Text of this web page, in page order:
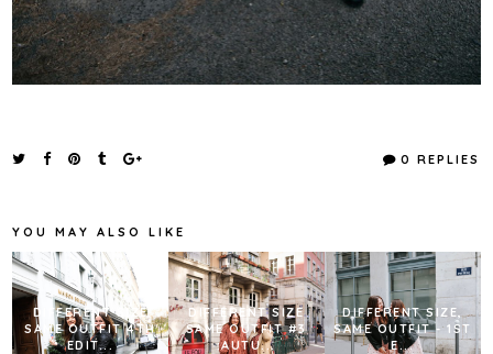
0 REPLIES
YOU MAY ALSO LIKE
DIFFERENT SIZE
SAME OUTFIT 4TH
EDIT...
DIFFERENT SIZE
SAME OUTFIT #3
:AUTU...
DIFFERENT SIZE,
SAME OUTFIT - 1ST
E...